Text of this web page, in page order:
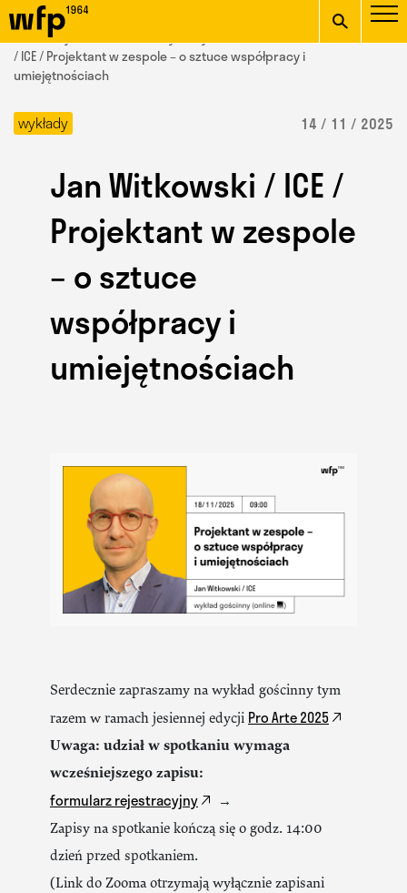
Oficjalna witryna
Wydziału Form
Przemysłowych ASP w
Krakowie
wpisz szukaną frazę
/ Wydział Form Przemysłowych /
/ ICE / Projektant w zespole – o sztuce współpracy i
umiejętnościach
wykłady 14 / 11 / 2025
Jan Witkowski / ICE /
Projektant w zespole
– o sztuce
współpracy i
umiejętnościach
Serdecznie zapraszamy na wykład gościnny tym
razem w ramach jesiennej edycji Pro Arte 2025
Uwaga: udział w spotkaniu wymaga
wcześniejszego zapisu:
formularz rejestracyjny
→
Zapisy na spotkanie kończą się o godz. 14:00
dzień przed spotkaniem.
(Link do Zooma otrzymają wyłącznie zapisani